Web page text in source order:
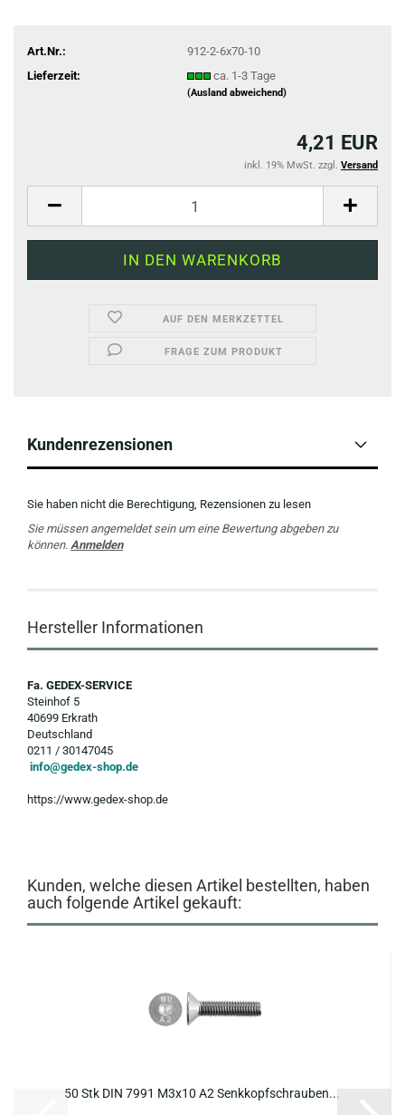
Art.Nr.:
912-2-6x70-10
Lieferzeit:
ca. 1-3 Tage
(Ausland abweichend)
4,21 EUR
inkl. 19% MwSt. zzgl. Versand
AUF DEN MERKZETTEL
FRAGE ZUM PRODUKT
Kundenrezensionen
Sie haben nicht die Berechtigung, Rezensionen zu lesen
Sie müssen angemeldet sein um eine Bewertung abgeben zu
können. Anmelden
Hersteller Informationen
Fa. GEDEX-SERVICE
Steinhof 5
40699 Erkrath
Deutschland
0211 / 30147045
info@gedex-shop.de
https://www.gedex-shop.de
Kunden, welche diesen Artikel bestellten, haben
auch folgende Artikel gekauft:
50 Stk DIN 7991 M3x10 A2 Senk­kopf­schrau­ben...